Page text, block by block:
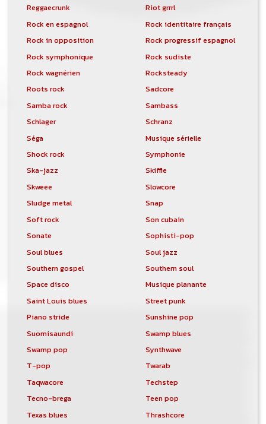
Reggaecrunk
Riot grrrl
Rock en espagnol
Rock identitaire français
Rock in opposition
Rock progressif espagnol
Rock symphonique
Rock sudiste
Rock wagnérien
Rocksteady
Roots rock
Sadcore
Samba rock
Sambass
Schlager
Schranz
Séga
Musique sérielle
Shock rock
Symphonie
Ska-jazz
Skiffle
Skweee
Slowcore
Sludge metal
Snap
Soft rock
Son cubain
Sonate
Sophisti-pop
Soul blues
Soul jazz
Southern gospel
Southern soul
Space disco
Musique planante
Saint Louis blues
Street punk
Piano stride
Sunshine pop
Suomisaundi
Swamp blues
Swamp pop
Synthwave
T-pop
Twarab
Taqwacore
Techstep
Tecno-brega
Teen pop
Texas blues
Thrashcore